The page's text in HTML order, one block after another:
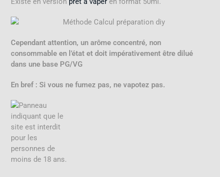
Cependant attention, un arôme concentré, non
consommable en l’état et doit impérativement être dilué
dans une base PG/VG
En bref : Si vous ne fumez pas, ne vapotez pas.